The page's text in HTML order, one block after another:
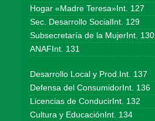
Hogar «Madre Teresa»Int. 127
Sec. Desarrollo SocialInt. 129
Subsecretaría de la MujerInt. 130
ANAFInt. 131
Desarrollo Local y Prod.Int. 137
Defensa del ConsumidorInt. 136
Licencias de ConducirInt. 132
Cultura y EducaciónInt. 134